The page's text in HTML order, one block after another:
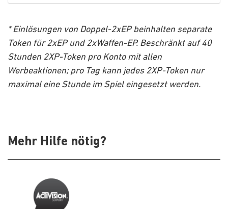
* Einlösungen von Doppel-2xEP beinhalten separate
Token für 2xEP und 2xWaffen-EP. Beschränkt auf 40
Stunden 2XP-Token pro Konto mit allen
Werbeaktionen; pro Tag kann jedes 2XP-Token nur
maximal eine Stunde im Spiel eingesetzt werden.
Mehr Hilfe nötig?